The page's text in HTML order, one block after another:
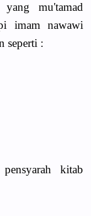
yang mu'tamad
imam nawawi
seperti :
kitab